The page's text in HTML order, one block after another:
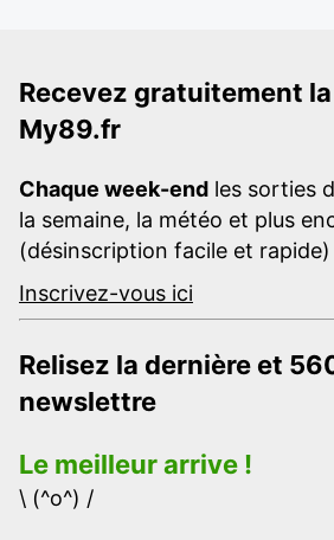
Recevez gratuitement la
My89.fr
Chaque week-end les sorties
la semaine, la météo et plus
(désinscription facile et rapide)
Inscrivez-vous ici
Relisez la dernière et
newslettre
Le meilleur arrive !
\ (^o^) /